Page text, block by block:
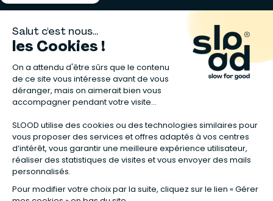
Matelas naturels⋅Graines bio⋅ Lits bébés en bois⋅Déodorant bio⋅Sapin
en bois⋅Complement alimentaire naturel
Calendrier de l’Avent gourmand⋅Couche bio⋅Anti-nuisible⋅Poeles
Ventilateurs de plafond